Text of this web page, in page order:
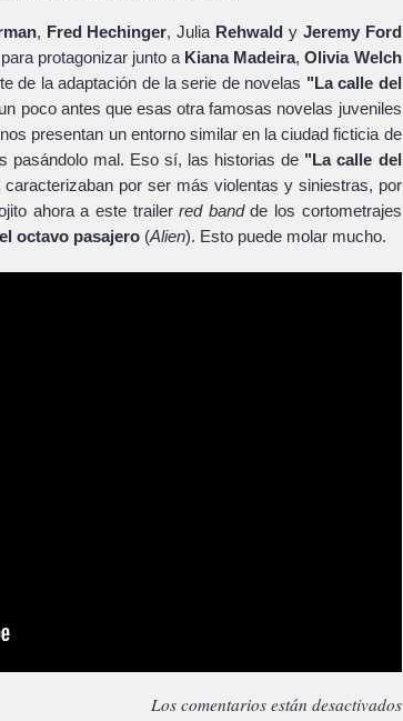
, Fred Hechinger, Julia Rehwald y Jeremy Ford
para protagonizar junto a Kiana Madeira,Olivia Welch
de la adaptación de la serie de novelas "La calle del
poco antes que esas otra famosas novelas juveniles
presentan un entorno similar en la ciudad ficticia de
pasándolo mal. Eso sí, las historias de "La calle del
caracterizaban por ser más violentas y siniestras, por
ahora a este trailerred bandde los cortometrajes
octavo pasajero(Alien). Esto puede molar mucho.
Los comentarios están desactivados